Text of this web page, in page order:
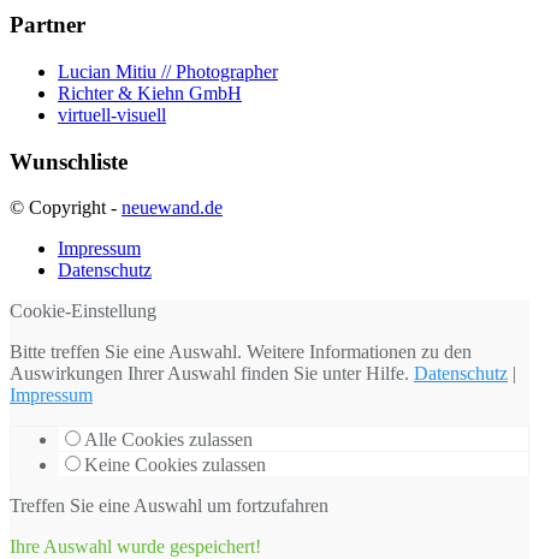
Partner
Lucian Mitiu // Photographer
Richter & Kiehn GmbH
virtuell-visuell
Wunschliste
© Copyright - neuewand.de
Impressum
Datenschutz
Cookie-Einstellung
Bitte treffen Sie eine Auswahl. Weitere Informationen zu den
Auswirkungen Ihrer Auswahl finden Sie unterHilfe. Datenschutz |
Impressum
Alle Cookies zulassen
Keine Cookies zulassen
Treffen Sie eine Auswahl um fortzufahren
Ihre Auswahl wurde gespeichert!